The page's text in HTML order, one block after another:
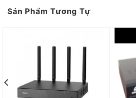
hơn. Một khay SATA tới 16TB là
phần lớn mô hình gia đình/cửa
Sản Phẩm Tương Tự